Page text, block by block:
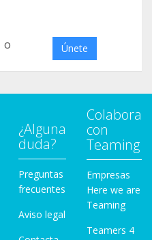
o Únete
¿Alguna
duda?
Preguntas
frecuentes
Aviso legal
Colabora
con
Teaming
Empresas
Here we are
Teaming
Teamers 4